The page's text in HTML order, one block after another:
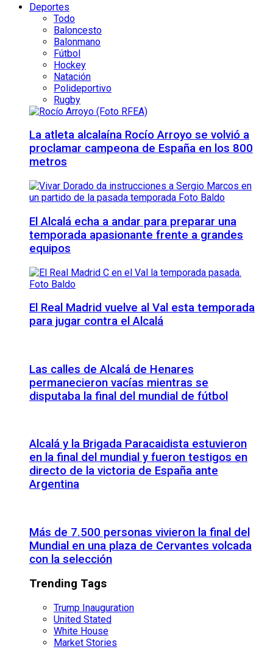
Deportes
Todo
Baloncesto
Balonmano
Fútbol
Hockey
Natación
Polideportivo
Rugby
La atleta alcalaína Rocío Arroyo se volvió a
proclamar campeona de España en los 800
metros
El Alcalá echa a andar para preparar una
temporada apasionante frente a grandes
equipos
El Real Madrid vuelve al Val esta temporada
para jugar contra el Alcalá
Las calles de Alcalá de Henares
permanecieron vacías mientras se
disputaba la final del mundial de fútbol
Alcalá y la Brigada Paracaidista estuvieron
en la final del mundial y fueron testigos en
directo de la victoria de España ante
Argentina
Más de 7.500 personas vivieron la final del
Mundial en una plaza de Cervantes volcada
con la selección
Trending Tags
Trump Inauguration
United Stated
White House
Market Stories